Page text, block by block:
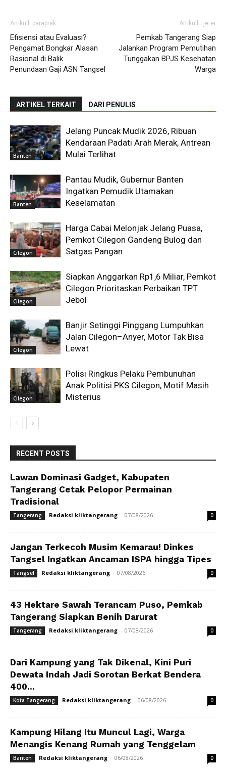
Artikulli paraprak
Efisiensi atau Evaluasi?
Pengamat Bongkar Alasan
Rasional di Balik
Penundaan Gaji ASN Tangsel
Artikulli tjetër
Pemkab Tangerang Siap
Jalankan Program Pemutihan
Tunggakan BPJS Kesehatan
Warga
ARTIKEL TERKAIT DARI PENULIS
Banten
Jelang Puncak Mudik 2026, Ribuan
Kendaraan Padati Arah Merak, Antrean
Mulai Terlihat
Banten
Pantau Mudik, Gubernur Banten
Ingatkan Pemudik Utamakan
Keselamatan
Cilegon
Harga Cabai Melonjak Jelang Puasa,
Pemkot Cilegon Gandeng Bulog dan
Satgas Pangan
Cilegon
Siapkan Anggarkan Rp1,6 Miliar, Pemkot
Cilegon Prioritaskan Perbaikan TPT
Jebol
Cilegon
Banjir Setinggi Pinggang Lumpuhkan
Jalan Cilegon–Anyer, Motor Tak Bisa
Lewat
Cilegon
Polisi Ringkus Pelaku Pembunuhan
Anak Politisi PKS Cilegon, Motif Masih
Misterius
RECENT POSTS
Lawan Dominasi Gadget, Kabupaten
Tangerang Cetak Pelopor Permainan
Tradisional
Tangerang Redaksi kliktangerang - 07/08/2026 0
Jangan Terkecoh Musim Kemarau! Dinkes
Tangsel Ingatkan Ancaman ISPA hingga Tipes
Tangsel Redaksi kliktangerang - 07/08/2026 0
43 Hektare Sawah Terancam Puso, Pemkab
Tangerang Siapkan Benih Darurat
Tangerang Redaksi kliktangerang - 07/08/2026 0
Dari Kampung yang Tak Dikenal, Kini Puri
Dewata Indah Jadi Sorotan Berkat Bendera
400...
Kota Tangerang Redaksi kliktangerang - 06/08/2026 0
Kampung Hilang Itu Muncul Lagi, Warga
Menangis Kenang Rumah yang Tenggelam
Banten Redaksi kliktangerang - 06/08/2026 0